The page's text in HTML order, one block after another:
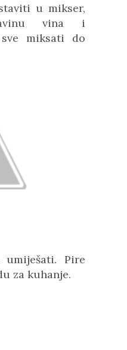
u mikser,
vina i
miksati do
Pire
za kuhanje.